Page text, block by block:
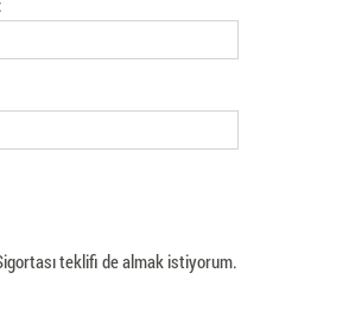
teklifi de almak istiyorum.